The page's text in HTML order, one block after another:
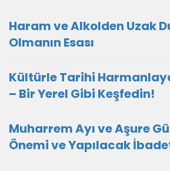
Haram ve Alkolden Uzak
Olmanın Esası
Kültürle Tarihi
– Bir Yerel Gibi Keşfedin!
Muharrem Ayı ve Aşure
Önemi ve Yapılacak